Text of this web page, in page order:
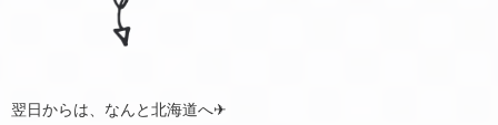
翌日からは、なんと北海道へ✈︎